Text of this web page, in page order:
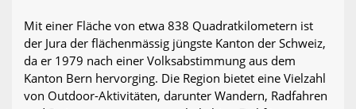
Mit einer Fläche von etwa 838 Quadratkilometern ist
der Jura der flächenmässig jüngste Kanton der Schweiz,
da er 1979 nach einer Volksabstimmung aus dem
Kanton Bern hervorging. Die Region bietet eine Vielzahl
von Outdoor-Aktivitäten, darunter Wandern, Radfahren